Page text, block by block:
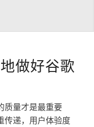
做好谷歌
质量才是最重要
传递，用户体验度